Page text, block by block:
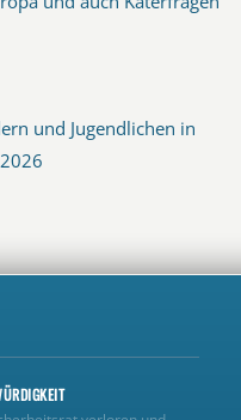
und Jugendlichen in